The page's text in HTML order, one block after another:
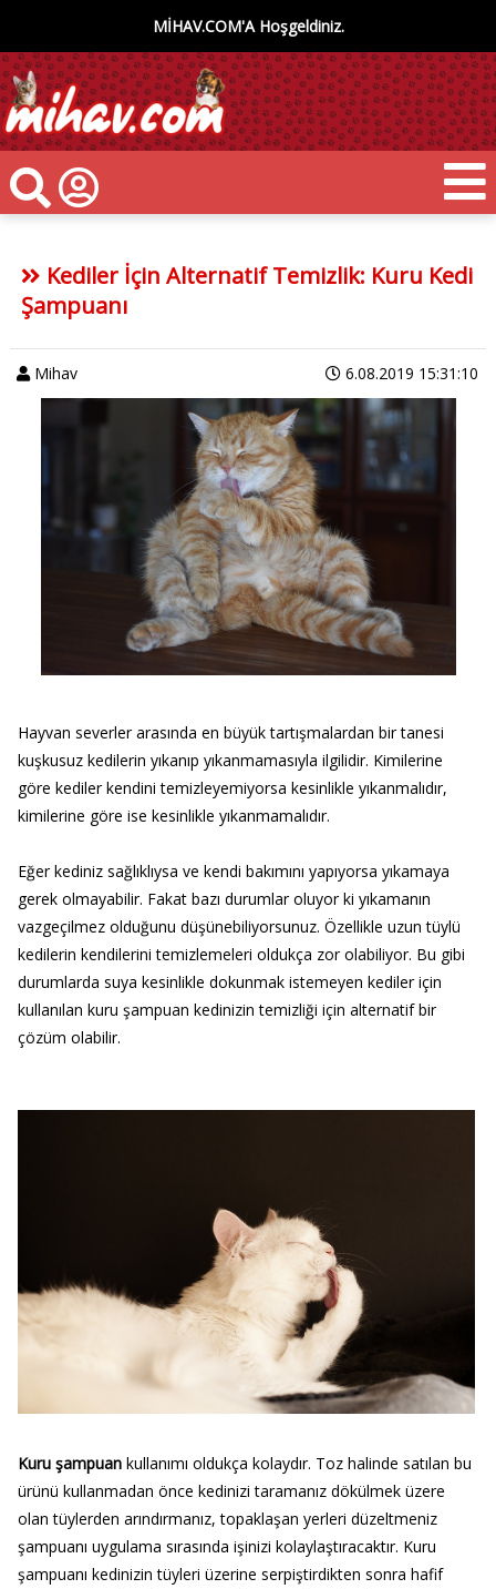
MİHAV.COM'A Hoşgeldiniz.
Kediler İçin Alternatif Temizlik: Kuru Kedi
Şampuanı
Mihav 6.08.2019 15:31:10
Hayvan severler arasında en büyük tartışmalardan bir tanesi
kuşkusuz kedilerin yıkanıp yıkanmamasıyla ilgilidir. Kimilerine
göre kediler kendini temizleyemiyorsa kesinlikle yıkanmalıdır,
kimilerine göre ise kesinlikle yıkanmamalıdır.
Eğer kediniz sağlıklıysa ve kendi bakımını yapıyorsa yıkamaya
gerek olmayabilir. Fakat bazı durumlar oluyor ki yıkamanın
vazgeçilmez olduğunu düşünebiliyorsunuz. Özellikle uzun tüylü
kedilerin kendilerini temizlemeleri oldukça zor olabiliyor. Bu gibi
durumlarda suya kesinlikle dokunmak istemeyen kediler için
kullanılan kuru şampuan kedinizin temizliği için alternatif bir
çözüm olabilir.
Kuru şampuankullanımı oldukça kolaydır. Toz halinde satılan bu
ürünü kullanmadan önce kedinizi taramanız dökülmek üzere
olan tüylerden arındırmanız, topaklaşan yerleri düzeltmeniz
şampuanı uygulama sırasında işinizi kolaylaştıracaktır. Kuru
şampuanı kedinizin tüyleri üzerine serpiştirdikten sonra hafif